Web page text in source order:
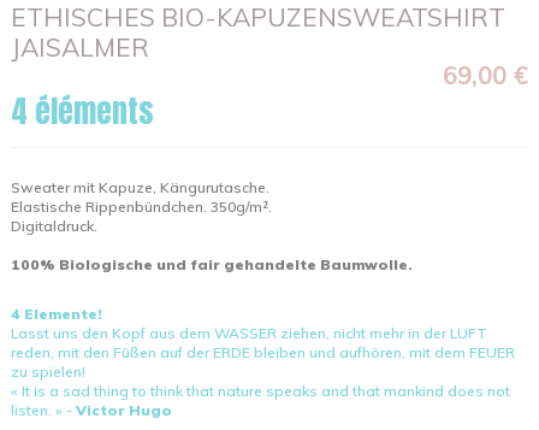
ETHISCHES BIO-KAPUZENSWEATSHIRT
JAISALMER
69,00 €
4 éléments
Sweater mit Kapuze, Kängurutasche.
Elastische Rippenbündchen. 350g/m².
Digitaldruck.
100% Biologische und fair gehandelte Baumwolle.
4 Elemente!
Lasst uns den Kopf aus dem WASSER ziehen, nicht mehr in der LUFT
reden, mit den Füßen auf der ERDE bleiben und aufhören, mit dem FEUER
zu spielen!
« It is a sad thing to think that nature speaks and that mankind does not
listen. » - Victor Hugo